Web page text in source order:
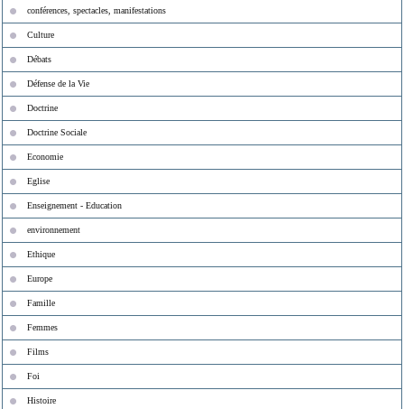
conférences, spectacles, manifestations
Culture
Débats
Défense de la Vie
Doctrine
Doctrine Sociale
Economie
Eglise
Enseignement - Education
environnement
Ethique
Europe
Famille
Femmes
Films
Foi
Histoire